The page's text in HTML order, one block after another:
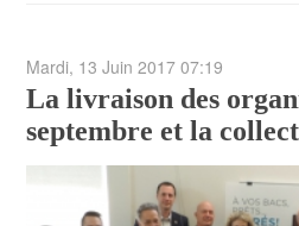
Mardi, 13 Juin 2017 07:19
La livraison des
septembre et la